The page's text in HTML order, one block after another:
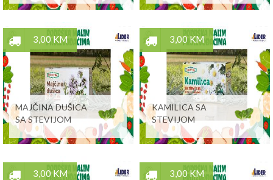
3,00 KM
MAJČINA DUŠICA
SA STEVIJOM
3,00 KM
KAMILICA SA
STEVIJOM
3,00 KM 3,00 KM